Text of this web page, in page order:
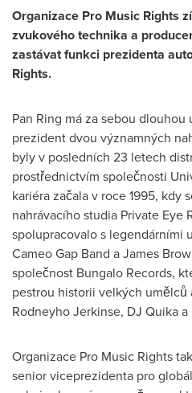
Organizace Pro Music Rights
zvukového technika a
zastávat funkci prezidenta
Rights.
Pan Ring má za sebou
prezident dvou významných
byly v posledních 23 letech
prostřednictvím společnosti
kariéra začala v roce 1995, kdy
nahrávacího studia Private Eye
spolupracovalo s legendárními
Cameo Gap Band aJames
společnost Bungalo Records,
pestrou historii velkých
Rodneyho Jerkinse, DJ Quika
Organizace Pro Music Rights
senior viceprezidenta pro